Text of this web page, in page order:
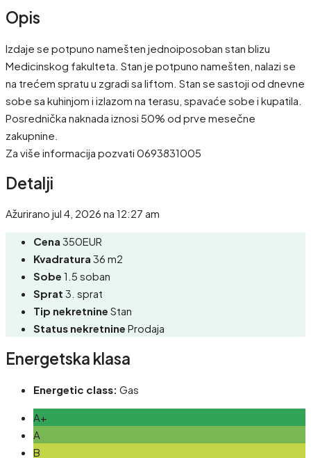
Opis
Izdaje se potpuno namešten jednoiposoban stan blizu
Medicinskog fakulteta. Stan je potpuno namešten, nalazi se
na trećem spratu u zgradi sa liftom. Stan se sastoji od dnevne
sobe sa kuhinjom i izlazom na terasu, spavaće sobe i kupatila.
Posrednička naknada iznosi 50% od prve mesečne
zakupnine.
Za više informacija pozvati 0693831005
Detalji
Ažurirano jul 4, 2026 na 12:27 am
Cena 350EUR
Kvadratura 36 m2
Sobe 1.5 soban
Sprat 3. sprat
Tip nekretnine Stan
Status nekretnine Prodaja
Energetska klasa
Energetic class: Gas
A+
A
B